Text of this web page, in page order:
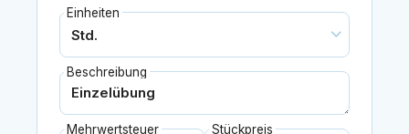
Einheiten
Beschreibung
Mehrwertsteuer Stückpreis